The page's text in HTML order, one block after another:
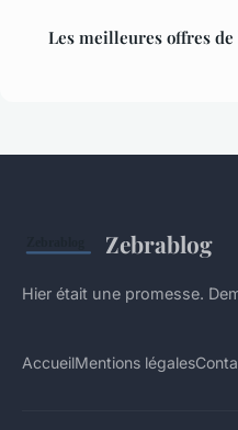
Les meilleures offres
Zebrablog
Hier était une promesse.
AccueilMentions légales